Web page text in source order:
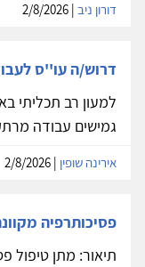
דורון ניב
דרוש/ה עו''ס
למעון רב תכליתי
גמישים עבודה
אירינה שופין
פסיכותרפיה
תיאור: מתן טיפול